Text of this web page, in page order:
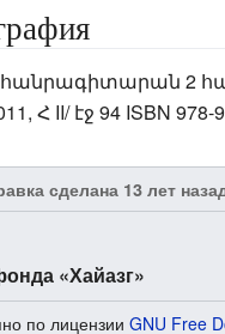
հանրագիտարան 2
Հ II/ էջ 94 ISBN 978-
сделана 13 лет
«Хайазг»
по лицензии GNU Free